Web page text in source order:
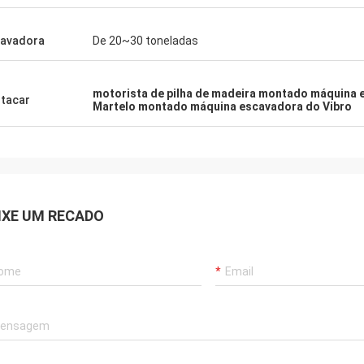
De 20~30 toneladas
motorista de pilha de madeira montado máquina
Martelo montado máquina escavadora do Vibro
UM RECADO